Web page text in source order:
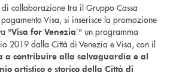
di collaborazione tra il Gruppo Cassa
Visa, si inserisce la promozione
"Visa for Venezia’" un programma
2019 dalla Città di Venezia e Visa, con il
a contribuire alla salvaguardia e al
artistico e storico della Città di